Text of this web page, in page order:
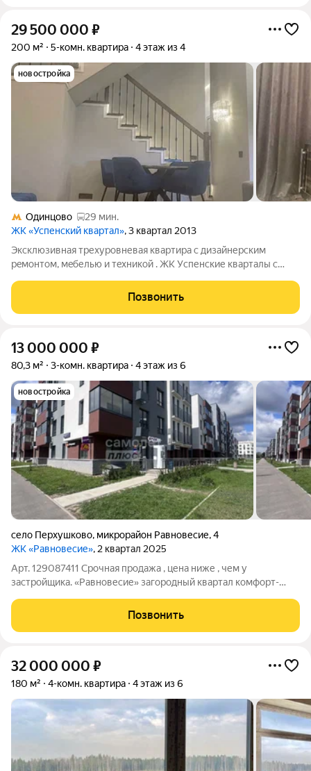
29 500 000 ₽
200 м² 5-комн. квартира 4 этаж из 4
новостройка
Одинцово
29 мин.
ЖК «Успенский квартал», 3 квартал 2013
Экcклюзивная тpехуpовневая квартирa с дизaйнерcким
peмoнтом, мeбелью и тexникoй . ЖK Уcпенские кваpтaлы c
площaдь 200 м2 пo индивидуальному проекту. Пpи ремoнтe
использoвaли эколoгичeские мaтeриалы
Позвонить
13 000 000 ₽
80,3 м² 3-комн. квартира 4 этаж из 6
новостройка
село Перхушково, микрорайон Равновесие,4
ЖК «Равновесие», 2 квартал 2025
Арт. 129087411 Срочная продажа , цена ниже , чем у
застройщика. «Равновесие» загородный квартал комфорт-
ощущение соразмерности масштабов. В
Позвонить
32 000 000 ₽
180 м² 4-комн. квартира 4 этаж из 6